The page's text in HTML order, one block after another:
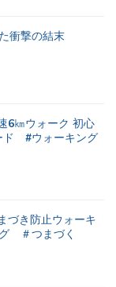
衝撃の結末
6㎞ウォーク 初心
ド #ウォーキング
づき防止ウォーキ
＃つまづく